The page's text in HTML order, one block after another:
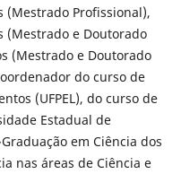
(Mestrado Profissional),
(Mestrado e Doutorado
(Mestrado e Doutorado
do curso de
(UFPEL), do curso de
Estadual de
em Ciência dos
nas áreas de Ciência e